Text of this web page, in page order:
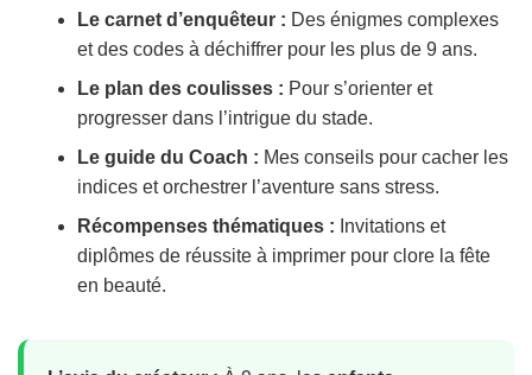
Le carnet d’enquêteur : Des énigmes complexes
et des codes à déchiffrer pour les plus de 9 ans.
Le plan des coulisses : Pour s’orienter et
progresser dans l’intrigue du stade.
Le guide du Coach : Mes conseils pour cacher les
indices et orchestrer l’aventure sans stress.
Récompenses thématiques : Invitations et
diplômes de réussite à imprimer pour clore la fête
en beauté.